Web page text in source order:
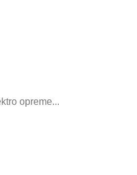
opreme...